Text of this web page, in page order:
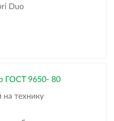
Duo
ГОСТ 9650- 80
на технику